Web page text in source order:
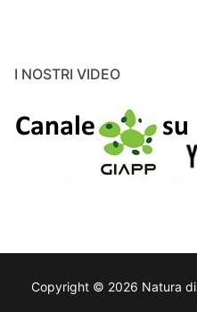
I NOSTRI VIDEO
Copyright © 2026 Natura